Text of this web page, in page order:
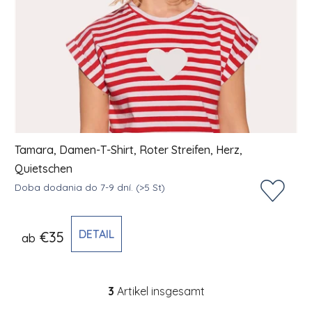
Tamara, Damen-T-Shirt, Roter Streifen, Herz,
Quietschen
Doba dodania do 7-9 dní. (>5 St)
ab €35 DETAIL
Steuerelemente der
3 Artikel insgesamt